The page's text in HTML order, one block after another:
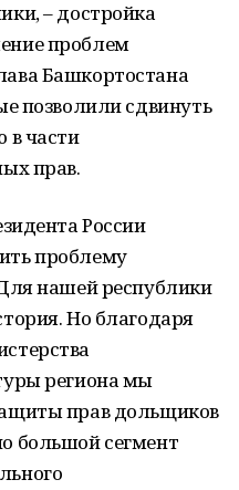
– достройка
проблем
Башкортостана
позволили сдвинуть
в части
прав.
России
проблему
нашей республики
Но благодаря
региона мы
прав дольщиков
большой сегмент